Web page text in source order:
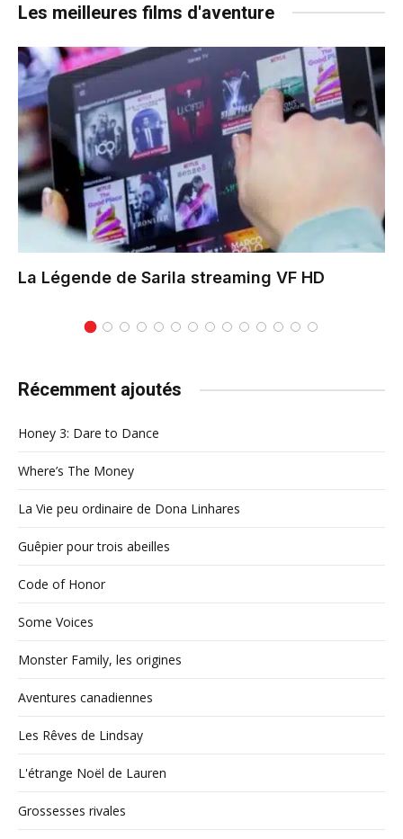
Les meilleures films d'aventure
La Légende de Sarila streaming VF HD
Récemment ajoutés
Honey 3: Dare to Dance
Where’s The Money
La Vie peu ordinaire de Dona Linhares
Guêpier pour trois abeilles
Code of Honor
Some Voices
Monster Family, les origines
Aventures canadiennes
Les Rêves de Lindsay
L'étrange Noël de Lauren
Grossesses rivales